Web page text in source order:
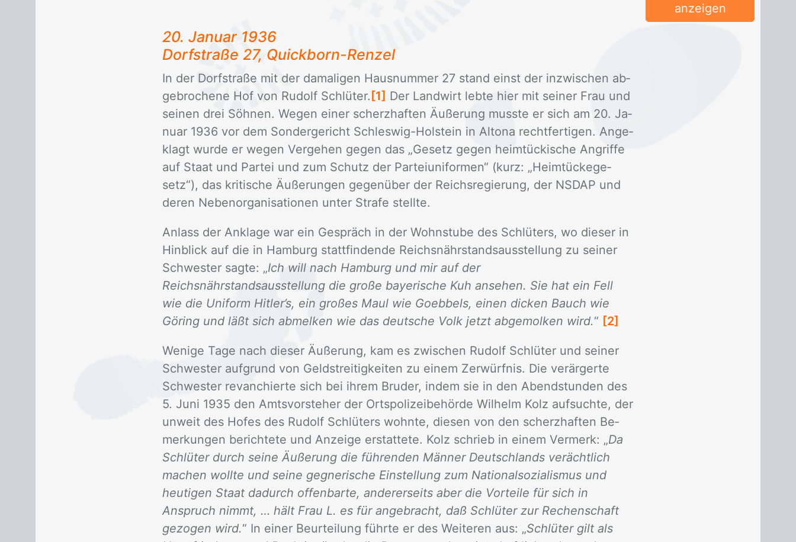
anzeigen
20. Ja­nu­ar 1936
Dorf­stra­ße 27, Quick­born-Ren­zel
In der Dorf­stra­ße mit der da­ma­li­gen Haus­num­mer 27 stand einst der in­zwi­schen ab­
ge­bro­che­ne Hof von Ru­dolf Schlü­ter. [1] Der Land­wirt leb­te hier mit sei­ner Frau und
sei­nen drei Söh­nen. We­gen ei­ner scherz­haf­ten Äuße­rung muss­te er sich am 20. Ja­
nu­ar 1936 vor dem Son­der­ge­richt Schles­wig-Hol­stein in Al­to­na recht­fer­ti­gen. An­ge­
klagt wur­de er we­gen Ver­ge­hen ge­gen das „Ge­setz ge­gen heim­tü­cki­sche An­grif­fe
auf Staat und Par­tei und zum Schutz der Par­tei­uni­for­men“ (kurz: „Heim­tü­cke­ge­
setz“), das kri­ti­sche Äuße­run­gen ge­gen­über der Reichs­re­gie­rung, der NS­DAP und
de­ren Ne­ben­or­ga­ni­sa­tio­nen un­ter Stra­fe stell­te.
An­lass der An­kla­ge war ein Ge­spräch in der Wohn­stu­be des Schlü­ters, wo die­ser in
Hin­blick auf die in Ham­burg statt­fin­den­de Reichs­nähr­stands­aus­stel­lung zu sei­ner
Schwes­ter sag­te: „Ich will nach Hamburg und mir auf der
Reichsnährstandsausstellung die große bayerische Kuh ansehen. Sie hat ein Fell
wie die Uniform Hitler’s, ein großes Maul wie Goebbels, einen dicken Bauch wie
Göring und läßt sich abmelken wie das deutsche Volk jetzt abgemolken wird.“ [2]
We­ni­ge Tage nach die­ser Äuße­rung, kam es zwi­schen Ru­dolf Schlü­ter und sei­ner
Schwes­ter auf­grund von Geld­strei­tig­kei­ten zu ei­nem Zer­würf­nis. Die ver­är­ger­te
Schwes­ter re­van­chier­te sich bei ih­rem Bru­der, in­dem sie in den Abend­stun­den des
5. Juni 1935 den Amts­vor­ste­her der Orts­po­li­zei­be­hör­de Wil­helm Kolz auf­such­te, der
un­weit des Ho­fes des Ru­dolf Schlü­ters wohn­te, die­sen von den scherz­haf­ten Be­
mer­kun­gen be­rich­te­te und An­zei­ge er­stat­te­te. Kolz schrieb in ei­nem Ver­merk: „Da
Schlüter durch seine Äußerung die führenden Männer Deutschlands verächtlich
machen wollte und seine gegnerische Einstellung zum Nationalsozialismus und
heutigen Staat dadurch offenbarte, andererseits aber die Vorteile für sich in
Anspruch nimmt, … hält Frau L. es für angebracht, daß Schlüter zur Rechenschaft
gezogen wird.“ In ei­ner Be­ur­tei­lung führ­te er des Wei­te­ren aus: „Schlüter gilt als